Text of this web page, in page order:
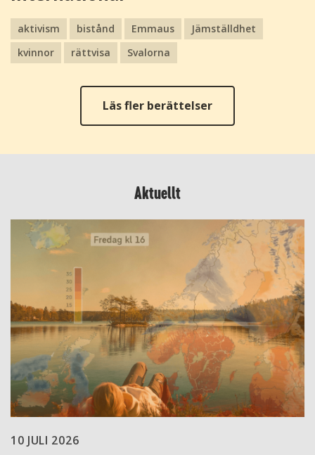
aktivism bistånd Emmaus
Jämställdhet
kvinnor
rättvisa Svalorna
Läs fler berättelser
Aktuellt
10 JULI 2026